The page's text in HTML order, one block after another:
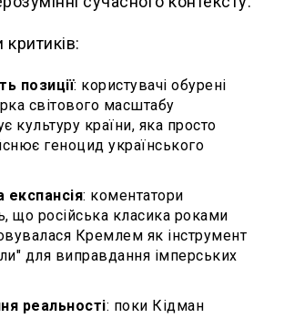
критиків:
позиції: користувачі обурені
світового масштабу
культуру країни, яка просто
геноцид українського
експансія: коментатори
що російська класика роками
Кремлем як інструмент
для виправдання імперських
реальності: поки Кідман